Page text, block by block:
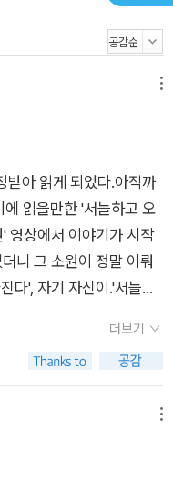
받아 읽게 되었다.아직까
읽을만한 '서늘하고 오
영상에서 이야기가 시작
니 그 소원이 정말 이뤄
다', 자기 자신이.'서늘한
다.문득 그런 생각이 들었
이 있다.하지만 이 영상에
낸다.또한 브이로그, 유
한 소재가 가득한데등장
라 고학년 아이들이 흥
더보기